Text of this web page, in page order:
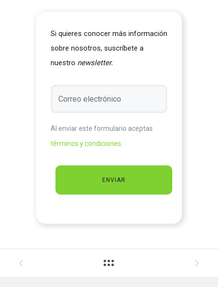
Si quieres conocer más información
sobre nosotros, suscríbete a
nuestro newsletter.
Al enviar este formulario aceptas
términos y condiciones.